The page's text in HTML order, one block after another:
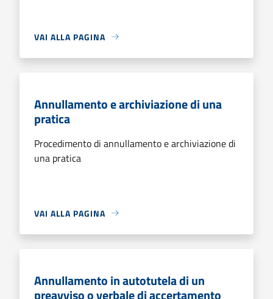
VAI ALLA PAGINA
Annullamento e archiviazione di una
pratica
Procedimento di annullamento e archiviazione di
una pratica
VAI ALLA PAGINA
Annullamento in autotutela di un
preavviso o verbale di accertamento